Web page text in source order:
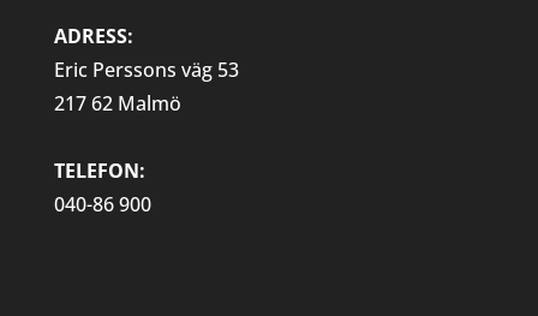
ADRESS:
Eric Perssons väg 53
217 62 Malmö
TELEFON:
040-86 900